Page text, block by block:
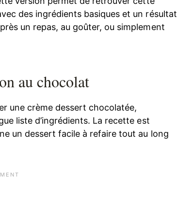
des ingrédients basiques et un résultat
un repas, au goûter, ou simplement
au chocolat
une crème dessert chocolatée,
liste d’ingrédients. La recette est
un dessert facile à refaire tout au long